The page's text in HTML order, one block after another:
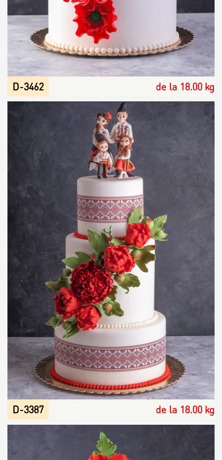
D-3462 de la 18.00 kg
D-3387 de la 18.00 kg